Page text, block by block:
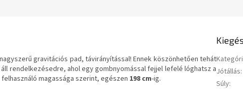
gravitációs pad, távirányítással! Ennek köszönhetően tehát
rendelkezésedre, ahol egy gombnyomással fejjel lefelé lóghatsz a
magassága szerint, egészen 198 cm-ig.
Jótállás:
Súly: